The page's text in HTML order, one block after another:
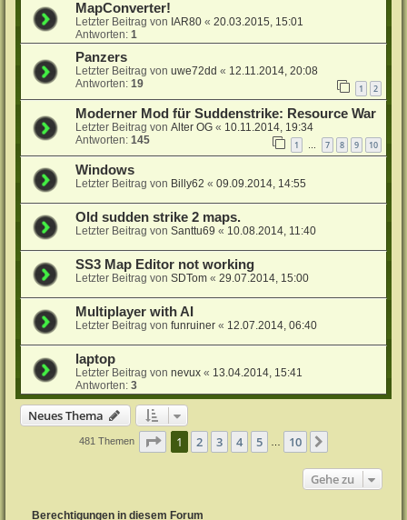
MapConverter!
Letzter Beitrag von IAR80 «20.03.2015, 15:01
Antworten:1
Panzers
Letzter Beitrag vonuwe72dd « 12.11.2014, 20:08
Antworten:19 1 2
Moderner Mod für Suddenstrike: Resource War
Letzter Beitrag vonAlter OG « 10.11.2014, 19:34
Antworten:145 1 7 8 9 10
Windows
Letzter Beitrag von Billy62 «09.09.2014, 14:55
Old sudden strike 2 maps.
Letzter Beitrag vonSanttu69 « 10.08.2014, 11:40
SS3 Map Editor not working
Letzter Beitrag vonSDTom «29.07.2014, 15:00
Multiplayer with AI
Letzter Beitrag vonfunruiner « 12.07.2014, 06:40
laptop
Letzter Beitrag vonnevux « 13.04.2014, 15:41
Antworten:3
Neues Thema
481 Themen Seite 1von 10
1 2 3 4 5 10
Gehe zu
Berechtigungen in diesem Forum